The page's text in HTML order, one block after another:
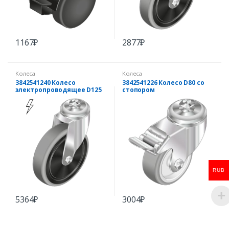
1167₽ 2877₽
Колеса
3842541240 Колесо
электропроводящее D125
5364₽
Колеса
3842541226 Колесо D80 со
стопором
3004₽
RUB